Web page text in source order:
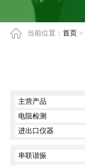
当前位置： 首页 >
主营产品
电阻检测
进出口仪器
串联谐振